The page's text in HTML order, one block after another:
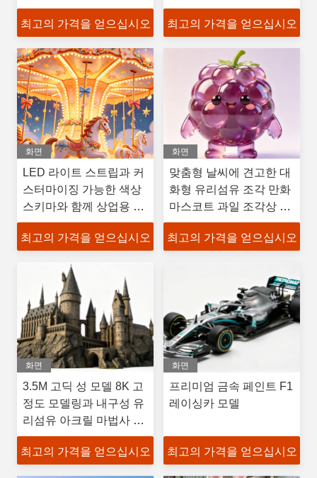
스 축구 트로피 조각품
최고의 가격을 얻으십시오
최고의 가격을 얻으십시오
화면
LED 라이트 스트립과 커
스터마이징 가능한 색상
스키마와 함께 상업용 스
타 라이트 카루셀 라이드
최고의 가격을 얻으십시오
화면
맞춤형 날씨에 견고한 대
화형 유리섬유 조각 만화
마스코트 과일 조각상 상
업적 장식용
최고의 가격을 얻으십시오
화면
3.5M 고딕 성 모델 8K 고
정도 모델링과 내구성 유
리섬유 아크릴 마법사 대
학 조각
최고의 가격을 얻으십시오
화면
프리미엄 금속 페인트 F1
레이싱카 모델
최고의 가격을 얻으십시오